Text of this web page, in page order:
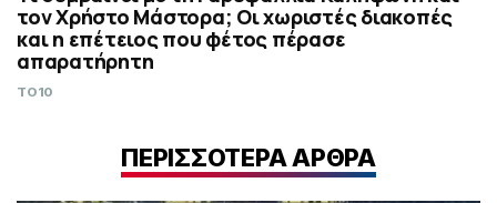
τον Χρήστο Μάστορα; Οι χωριστές διακοπές
και η επέτειος που φέτος πέρασε
απαρατήρητη
TO10
ΠΕΡΙΣΣΟΤΕΡΑ ΑΡΘΡΑ